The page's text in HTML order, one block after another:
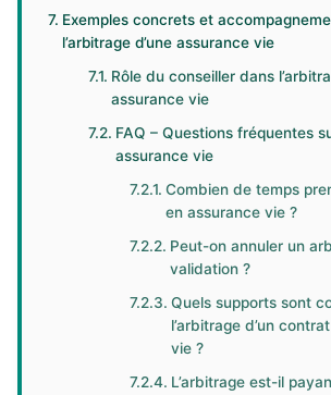
Exemples concrets et
l’arbitrage d’une assurance vie
Rôle du conseiller dans
assurance vie
FAQ – Questions fréquentes
assurance vie
Combien de temps
en assurance vie ?
Peut-on annuler un
validation ?
Quels supports sont
l’arbitrage d’un
vie ?
L’arbitrage est-il